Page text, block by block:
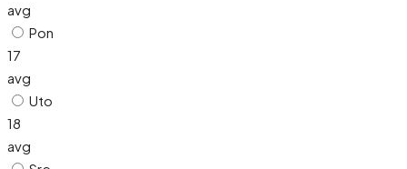
avg
Pon
17
avg
Uto
18
avg